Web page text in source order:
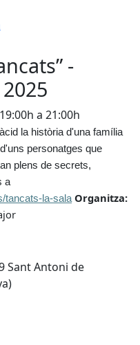
-
a 21:00h
la història d'una família
personatges que
plens de secrets,
a
tancats-la-sala Organitza:
Sant Antoni de